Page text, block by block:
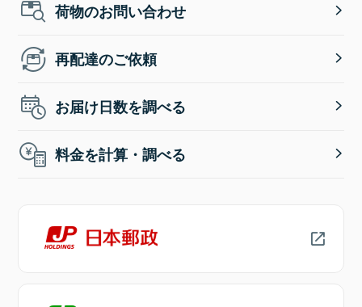
荷物のお問い合わせ
再配達のご依頼
お届け日数を調べる
料金を計算・調べる